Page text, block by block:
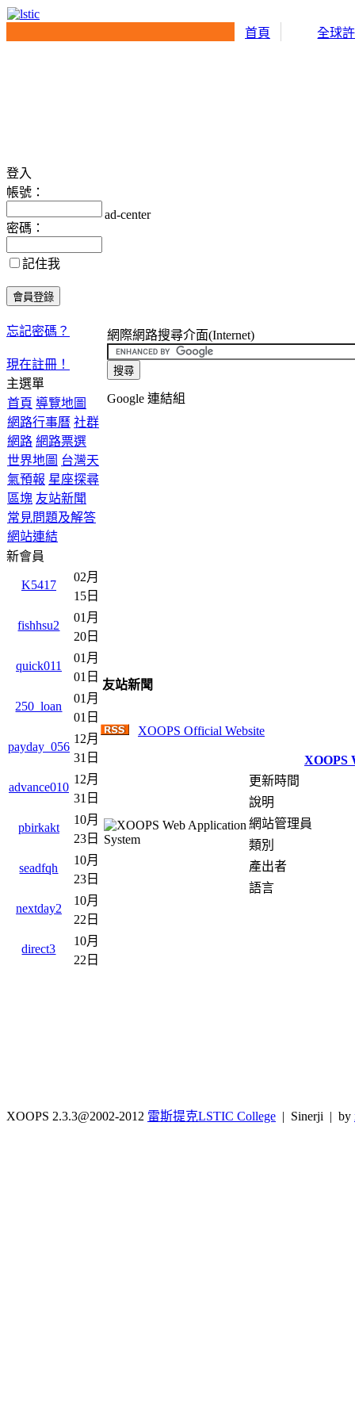
首頁 全球
登入
帳號：
密碼：
記住我
忘記密碼？
現在註冊！
主選單
首頁 導覽地圖
網路行事曆 社群
網路 網路票選
世界地圖 台灣天
氣預報 星座探尋
區塊 友站新聞
常見問題及解答
網站連結
新會員
K5417
02月
15日
fishhsu2
01月
20日
quick011
01月
01日
250_loan
01月
01日
payday_056
12月
31日
advance010
12月
31日
pbirkakt
10月
23日
seadfqh
10月
23日
nextday2
10月
22日
direct3
10月
22日
ad-center
網際網路搜尋介面(Internet)
Google 連結組
友站新聞
XOOPS Official Website
XOOPS
更新時間
說明
網站管理員
類別
產出者
語言
XOOPS 2.3.3@2002-2012 雷斯提克LSTIC College | Sinerji | by